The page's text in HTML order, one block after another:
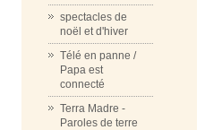
spectacles de
noël et d'hiver
Télé en panne /
Papa est
connecté
Terra Madre -
Paroles de terre